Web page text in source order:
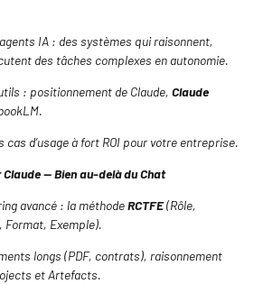
IA : des systèmes qui raisonnent,
des tâches complexes en autonomie.
: positionnement de Claude, Claude
cas d’usage à fort ROI pour votre entreprise.
— Bien au-delà du Chat
avancé : la méthodeRCTFE(Rôle,
Format, Exemple).
longs (PDF, contrats), raisonnement
et Artefacts.